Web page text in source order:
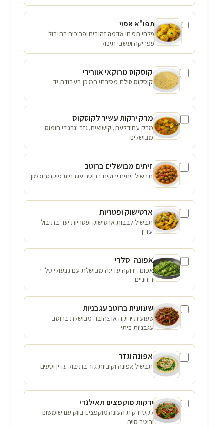
תפו"א אפוי
פלחי תפוחי אדמה זהובים ופריכים בתיבול
פפריקה ועשבי תיבול
קוסקוס מרוקאי אוורירי
קוסקוס סולת מסורתי המוכן בעבודת יד
מרק ירקות עשיר לקוסקוס
מרק עם דלעת, קישואים, גזר וגרגירי חומוס
מבושלים
זיתים מבושלים ברוטב
תבשיל זיתים ירוקים ברוטב עגבניות פיקנטי וכמון
ארטישוק ופטריות
תבשיל לבבות ארטישוק ופטריות יער בתיבול
עדין
אפונה וסלרי
אפונה ירוקה עדינה מבושלת עם גבעולי סלרי
ריחניים
שעועית ברוטב עגבניות
שעועית ירוקה או צהובה מבושלת ברוטב
עגבניות ביתי
אפונה וגזר
תבשיל אפונה וקוביות גזר בתיבול עדין וטעים
ירקות מוקפצים תאילנדי
לקט ירקות העונה מוקפצים בווק עם שומשום
ורוטב סויה